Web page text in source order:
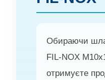
Обираючи
FIL-NOX
отримуєте